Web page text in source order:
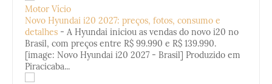
Motor Vício
Novo Hyundai i20 2027: preços, fotos, consumo e
detalhes - A Hyundai iniciou as vendas do novo i20 no
Brasil, com preços entre R$ 99.990 e R$ 139.990.
[image: Novo Hyundai i20 2027 - Brasil] Produzido em
Piracicaba...